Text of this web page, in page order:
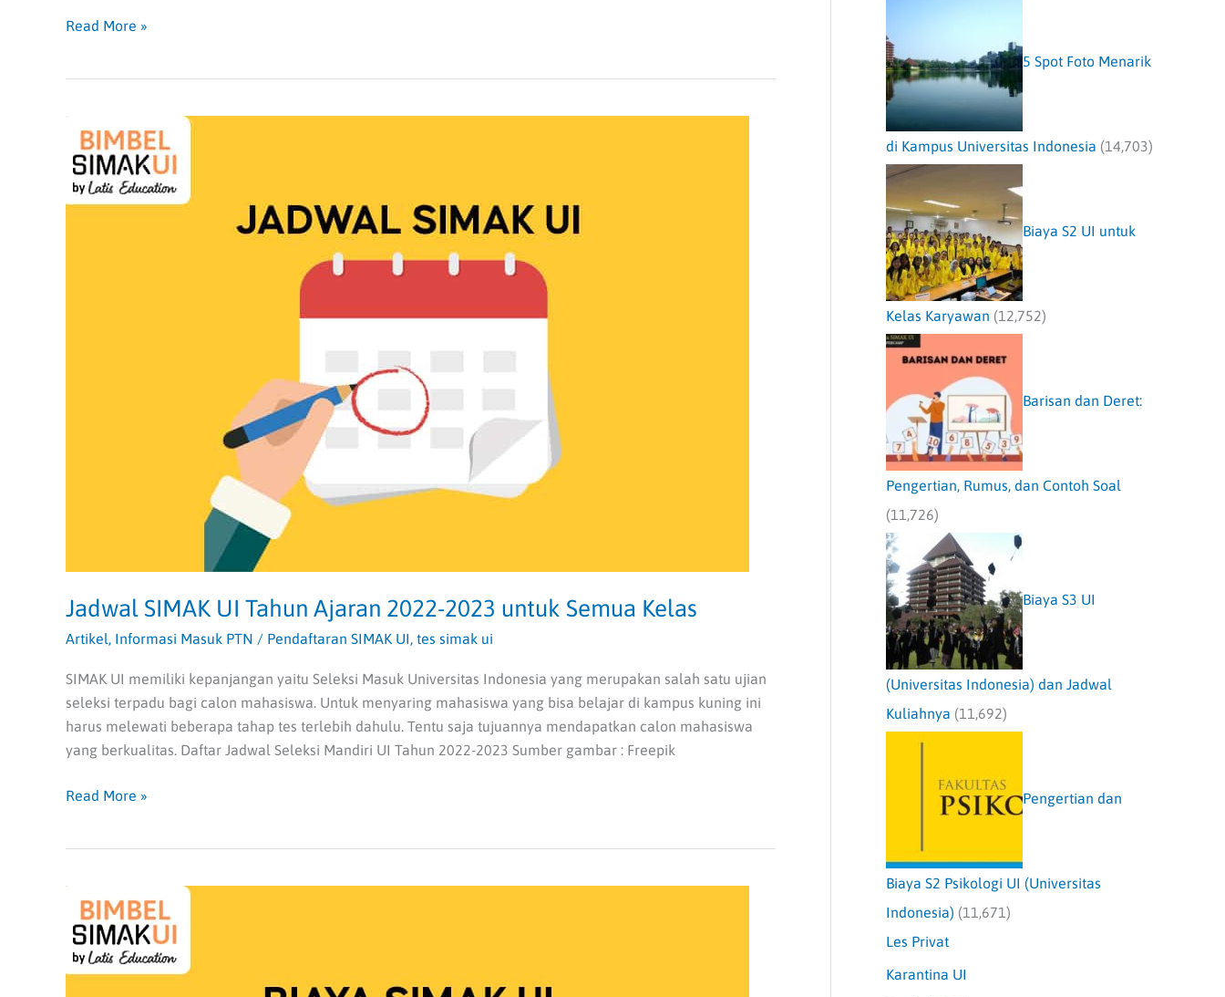
Read More »
Jadwal SIMAK UI Tahun Ajaran 2022-2023 untuk Semua Kelas
Artikel, Informasi Masuk PTN / Pendaftaran SIMAK UI, tes simak ui
SIMAK UI memiliki kepanjangan yaitu Seleksi Masuk Universitas Indonesia yang merupakan salah satu ujian
seleksi terpadu bagi calon mahasiswa. Untuk menyaring mahasiswa yang bisa belajar di kampus kuning ini
harus melewati beberapa tahap tes terlebih dahulu. Tentu saja tujuannya mendapatkan calon mahasiswa
yang berkualitas. Daftar Jadwal Seleksi Mandiri UI Tahun 2022-2023 Sumber gambar : Freepik
Jadwal
SIMAK
UI
Tahun
Read More »
Biaya
SIMAK
UI
dan
5 Spot Foto Menarik
di Kampus Universitas Indonesia (14,703)
Biaya S2 UI untuk
Kelas Karyawan (12,752)
Barisan dan Deret:
Pengertian, Rumus, dan Contoh Soal
(11,726)
Biaya S3 UI
(Universitas Indonesia) dan Jadwal
Kuliahnya (11,692)
Pengertian dan
Biaya S2 Psikologi UI (Universitas
Indonesia) (11,671)
Les Privat
Karantina UI